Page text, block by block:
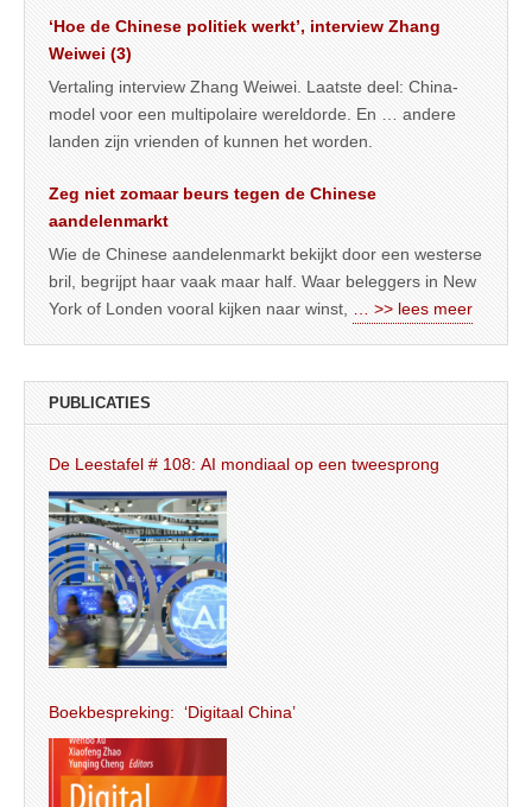
‘Hoe de Chinese politiek werkt’, interview Zhang
Weiwei (3)
Vertaling interview Zhang Weiwei. Laatste deel: China-
model voor een multipolaire wereldorde. En … andere
landen zijn vrienden of kunnen het worden.
Zeg niet zomaar beurs tegen de Chinese
aandelenmarkt
Wie de Chinese aandelenmarkt bekijkt door een westerse
bril, begrijpt haar vaak maar half. Waar beleggers in New
York of Londen vooral kijken naar winst,
… >> lees meer
PUBLICATIES
De Leestafel # 108: AI mondiaal op een tweesprong
Boekbespreking: ‘Digitaal China’